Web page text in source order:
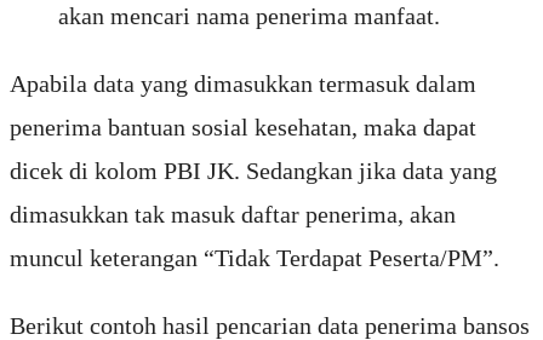
akan mencari nama penerima manfaat.
Apabila data yang dimasukkan termasuk dalam
penerima bantuan sosial kesehatan, maka dapat
dicek di kolom PBI JK. Sedangkan jika data yang
dimasukkan tak masuk daftar penerima, akan
muncul keterangan “Tidak Terdapat Peserta/PM”.
Berikut contoh hasil pencarian data penerima bansos